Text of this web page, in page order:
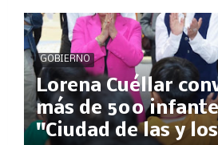
GOBIERNO
Lorena Cuéllar
más de 500
"Ciudad de las y